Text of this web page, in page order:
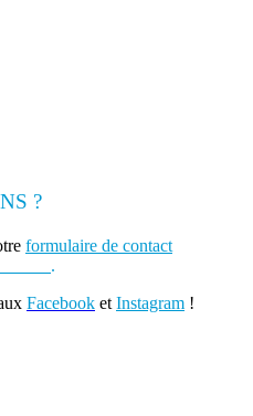
?
formulaire de contact
.
Facebook et Instagram !